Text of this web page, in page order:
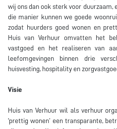
wij ons dan ook sterk voor duurzaam,
die manier kunnen we goede
zodat huurders goed wonen en
Huis van Verhuur omvatten het
vastgoed en het realiseren van
leefomgevingen binnen drie
huisvesting, hospitality en
Visie
Huis van Verhuur wil als verhuur
'prettig wonen’ een transparante,